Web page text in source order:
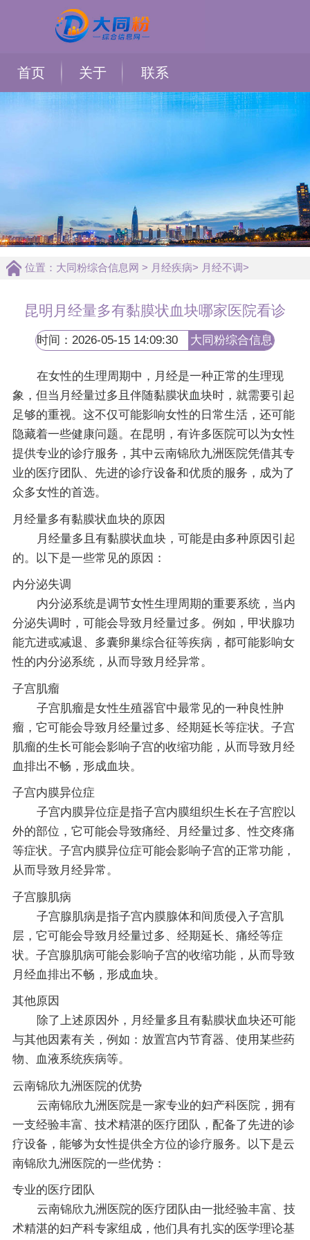
首页 关于 联系
位置： 大同粉综合信息网 > 月经疾病> 月经不调>
昆明月经量多有黏膜状血块哪家医院看诊
时间：2026-05-15 14:09:30
大同粉综合信息
在女性的生理周期中，月经是一种正常的生理现
象，但当月经量过多且伴随黏膜状血块时，就需要引起
足够的重视。这不仅可能影响女性的日常生活，还可能
隐藏着一些健康问题。在昆明，有许多医院可以为女性
提供专业的诊疗服务，其中云南锦欣九洲医院凭借其专
业的医疗团队、先进的诊疗设备和优质的服务，成为了
众多女性的首选。
月经量多有黏膜状血块的原因
月经量多且有黏膜状血块，可能是由多种原因引起
的。以下是一些常见的原因：
内分泌失调
内分泌系统是调节女性生理周期的重要系统，当内
分泌失调时，可能会导致月经量过多。例如，甲状腺功
能亢进或减退、多囊卵巢综合征等疾病，都可能影响女
性的内分泌系统，从而导致月经异常。
子宫肌瘤
子宫肌瘤是女性生殖器官中最常见的一种良性肿
瘤，它可能会导致月经量过多、经期延长等症状。子宫
肌瘤的生长可能会影响子宫的收缩功能，从而导致月经
血排出不畅，形成血块。
子宫内膜异位症
子宫内膜异位症是指子宫内膜组织生长在子宫腔以
外的部位，它可能会导致痛经、月经量过多、性交疼痛
等症状。子宫内膜异位症可能会影响子宫的正常功能，
从而导致月经异常。
子宫腺肌病
子宫腺肌病是指子宫内膜腺体和间质侵入子宫肌
层，它可能会导致月经量过多、经期延长、痛经等症
状。子宫腺肌病可能会影响子宫的收缩功能，从而导致
月经血排出不畅，形成血块。
其他原因
除了上述原因外，月经量多且有黏膜状血块还可能
与其他因素有关，例如：放置宫内节育器、使用某些药
物、血液系统疾病等。
云南锦欣九洲医院的优势
云南锦欣九洲医院是一家专业的妇产科医院，拥有
一支经验丰富、技术精湛的医疗团队，配备了先进的诊
疗设备，能够为女性提供全方位的诊疗服务。以下是云
南锦欣九洲医院的一些优势：
专业的医疗团队
云南锦欣九洲医院的医疗团队由一批经验丰富、技
术精湛的妇产科专家组成，他们具有扎实的医学理论基